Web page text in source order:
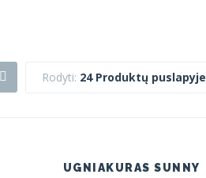
Rodyti: 24 Produktų puslapyje
UGNIAKURAS SUNNY